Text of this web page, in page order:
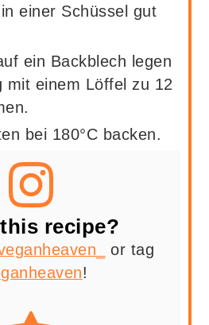
einer Schüssel gut
ein Backblech legen
mit einem Löffel zu 12
bei 180°C backen.
recipe?
or tag
!